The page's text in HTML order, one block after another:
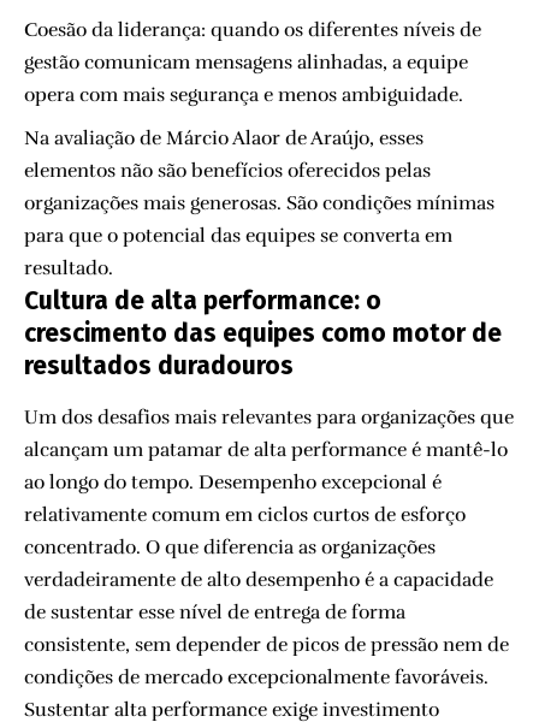
Coesão da liderança: quando os diferentes níveis de
gestão comunicam mensagens alinhadas, a equipe
opera com mais segurança e menos ambiguidade.
Na avaliação de Márcio Alaor de Araújo, esses
elementos não são benefícios oferecidos pelas
organizações mais generosas. São condições mínimas
para que o potencial das equipes se converta em
resultado.
Cultura de alta performance: o
crescimento das equipes como motor de
resultados duradouros
Um dos desafios mais relevantes para organizações que
alcançam um patamar de alta performance é mantê-lo
ao longo do tempo. Desempenho excepcional é
relativamente comum em ciclos curtos de esforço
concentrado. O que diferencia as organizações
verdadeiramente de alto desempenho é a capacidade
de sustentar esse nível de entrega de forma
consistente, sem depender de picos de pressão nem de
condições de mercado excepcionalmente favoráveis.
Sustentar alta performance exige investimento